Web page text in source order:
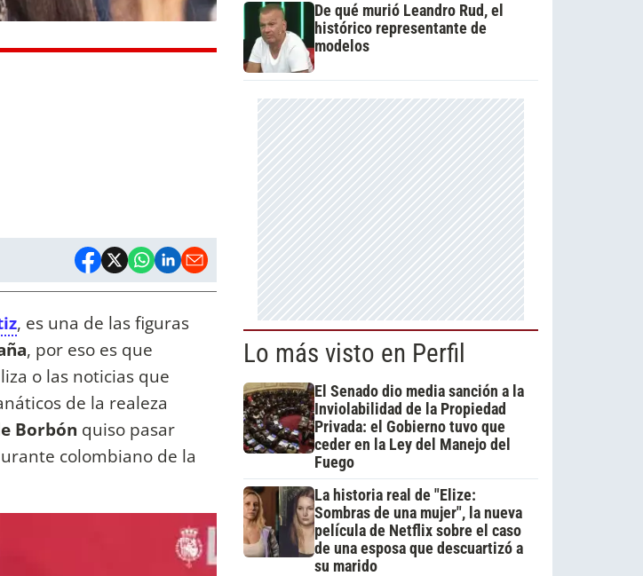
, es una de las figuras
, por eso es que
o las noticias que
de la realeza
Borbón quiso pasar
colombiano de la
De qué murió Leandro Rud, el
histórico representante de
modelos
Lo más visto en Perfil
El Senado dio media sanción a la
Inviolabilidad de la Propiedad
Privada: el Gobierno tuvo que
ceder en la Ley del Manejo del
Fuego
La historia real de "Elize:
Sombras de una mujer", la nueva
película de Netflix sobre el caso
de una esposa que descuartizó a
su marido